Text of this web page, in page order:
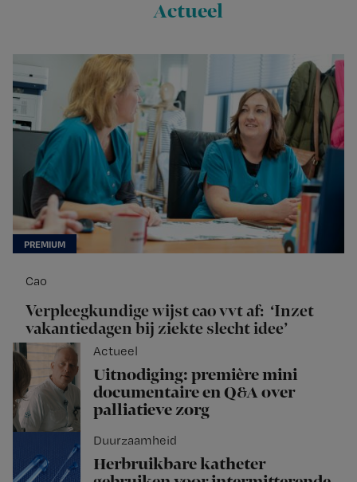
Actueel
Cao
Verpleegkundige wijst cao vvt af: ‘Inzet
vakantiedagen bij ziekte slecht idee’
Actueel
Uitnodiging: première mini
documentaire en Q&A over
palliatieve zorg
Duurzaamheid
Herbruikbare katheter